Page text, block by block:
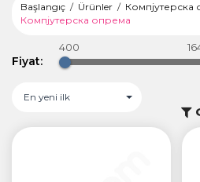
Başlangıç Ürünler
Компјутерска
Компјутерска опрема
Fiyat:
400
En yeni ilk